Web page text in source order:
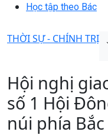
Học tập theo Bác
THỜI SỰ - CHÍNH TRỊ
Hội nghị
số 1 Hội
núi phía